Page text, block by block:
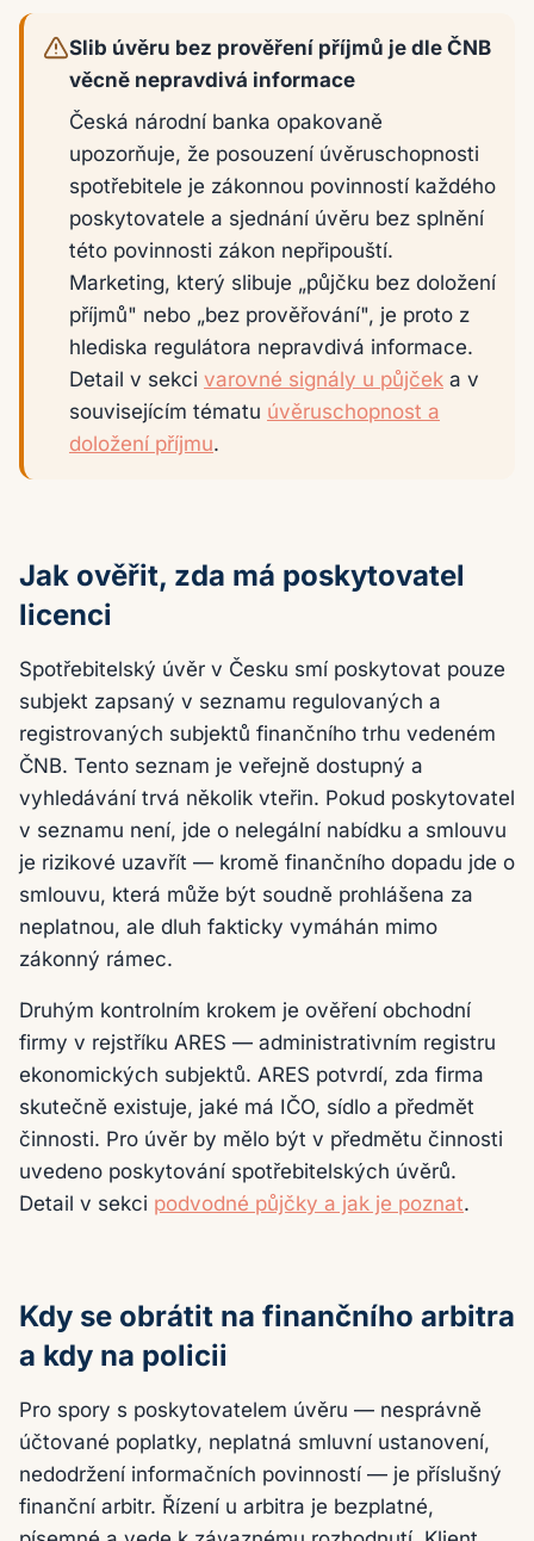
Slib úvěru bez prověření příjmů je dle ČNB
věcně nepravdivá informace
Česká národní banka opakovaně
upozorňuje, že posouzení úvěruschopnosti
spotřebitele je zákonnou povinností každého
poskytovatele a sjednání úvěru bez splnění
této povinnosti zákon nepřipouští.
Marketing, který slibuje „půjčku bez doložení
příjmů" nebo „bez prověřování", je proto z
hlediska regulátora nepravdivá informace.
Detail v sekci varovné signály u půjček a v
souvisejícím tématu úvěruschopnost a
doložení příjmu.
Jak ověřit, zda má poskytovatel
licenci
Spotřebitelský úvěr v Česku smí poskytovat pouze
subjekt zapsaný v seznamu regulovaných a
registrovaných subjektů finančního trhu vedeném
ČNB. Tento seznam je veřejně dostupný a
vyhledávání trvá několik vteřin. Pokud poskytovatel
v seznamu není, jde o nelegální nabídku a smlouvu
je rizikové uzavřít — kromě finančního dopadu jde o
smlouvu, která může být soudně prohlášena za
neplatnou, ale dluh fakticky vymáhán mimo
zákonný rámec.
Druhým kontrolním krokem je ověření obchodní
firmy v rejstříku ARES — administrativním registru
ekonomických subjektů. ARES potvrdí, zda firma
skutečně existuje, jaké má IČO, sídlo a předmět
činnosti. Pro úvěr by mělo být v předmětu činnosti
uvedeno poskytování spotřebitelských úvěrů.
Detail v sekci podvodné půjčky a jak je poznat.
Kdy se obrátit na finančního arbitra
a kdy na policii
Pro spory s poskytovatelem úvěru — nesprávně
účtované poplatky, neplatná smluvní ustanovení,
nedodržení informačních povinností — je příslušný
finanční arbitr. Řízení u arbitra je bezplatné,